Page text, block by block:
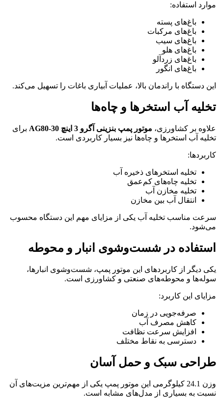
موارد استفاده:
باغ‌های پسته
باغ‌های مرکبات
باغ‌های سیب
باغ‌های هلو
باغ‌های زردآلو
باغ‌های انگور
این دستگاه با راندمان بالا، عملیات آبیاری باغات را تسهیل می‌کند.
تخلیه آب استخرها و چاه‌ها
علاوه بر کشاورزی، موتور پمپ بنزینی آگرو 3 اینچ AG80-30
برای
تخلیه آب استخرها و چاه‌ها نیز بسیار کاربردی است.
کاربردها:
تخلیه استخرهای ذخیره آب
تخلیه چاه‌های کم‌عمق
تخلیه مخازن آب
انتقال آب بین مخازن
سرعت مناسب تخلیه آب یکی از مزایای مهم این دستگاه محسوب
می‌شود.
استفاده در شست‌وشوی انبار و محوطه
یکی دیگر از کاربردهای این موتور پمپ، شست‌وشوی انبارها،
سوله‌ها و محوطه‌های صنعتی و کشاورزی است.
مزایای این کاربرد:
صرفه‌جویی در زمان
کاهش مصرف آب
افزایش سرعت نظافت
دسترسی به نقاط مختلف
طراحی سبک و حمل آسان
وزن 24.1 کیلوگرمی این موتور پمپ یکی از مهم‌ترین مزیت‌های آن
نسبت به بسیاری از مدل‌های مشابه است.